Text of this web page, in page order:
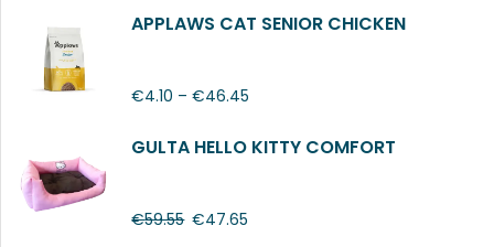
APPLAWS CAT SENIOR CHICKEN
€4.10 – €46.45
GULTA HELLO KITTY COMFORT
€59.55 €47.65